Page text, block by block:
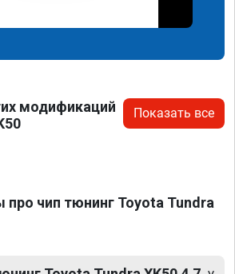
модификаций
Показать все
чип тюнинг Toyota Tundra